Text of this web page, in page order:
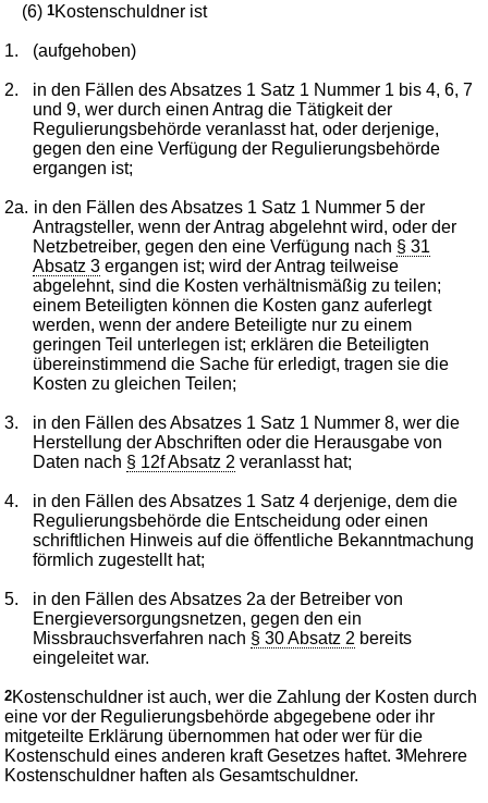
(6)1Kostenschuldner ist
1. (aufgehoben)
2.
in den Fällen des Absatzes 1 Satz 1 Nummer 1 bis 4, 6, 7
und 9, wer durch einen Antrag die Tätigkeit der
Regulierungsbehörde veranlasst hat, oder derjenige,
gegen den eine Verfügung der Regulierungsbehörde
ergangen ist;
2a. in den Fällen des Absatzes 1 Satz 1 Nummer 5 der
Antragsteller, wenn der Antrag abgelehnt wird, oder der
Netzbetreiber, gegen den eine Verfügung nach § 31
Absatz 3 ergangen ist; wird der Antrag teilweise
abgelehnt, sind die Kosten verhältnismäßig zu teilen;
einem Beteiligten können die Kosten ganz auferlegt
werden, wenn der andere Beteiligte nur zu einem
geringen Teil unterlegen ist; erklären die Beteiligten
übereinstimmend die Sache für erledigt, tragen sie die
Kosten zu gleichen Teilen;
3.
in den Fällen des Absatzes 1 Satz 1 Nummer 8, wer die
Herstellung der Abschriften oder die Herausgabe von
Daten nach § 12f Absatz 2 veranlasst hat;
4.
in den Fällen des Absatzes 1 Satz 4 derjenige, dem die
Regulierungsbehörde die Entscheidung oder einen
schriftlichen Hinweis auf die öffentliche Bekanntmachung
förmlich zugestellt hat;
5.
in den Fällen des Absatzes 2a der Betreiber von
Energieversorgungsnetzen, gegen den ein
Missbrauchsverfahren nach § 30 Absatz 2 bereits
eingeleitet war.
2Kostenschuldner ist auch, wer die Zahlung der Kosten durch
eine vor der Regulierungsbehörde abgegebene oder ihr
mitgeteilte Erklärung übernommen hat oder wer für die
Kostenschuld eines anderen kraft Gesetzes haftet.3Mehrere
Kostenschuldner haften als Gesamtschuldner.